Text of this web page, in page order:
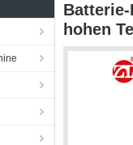
hohen